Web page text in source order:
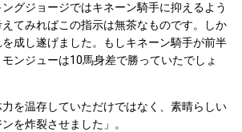
グジョージではキネーン騎手に抑えるよう
てみればこの指示は無茶なものです。しか
成し遂げました。もしキネーン騎手が前半
ンジューは10馬身差で勝っていたでしょ
力を温存していただけではなく、素晴らしい
を炸裂させました」。